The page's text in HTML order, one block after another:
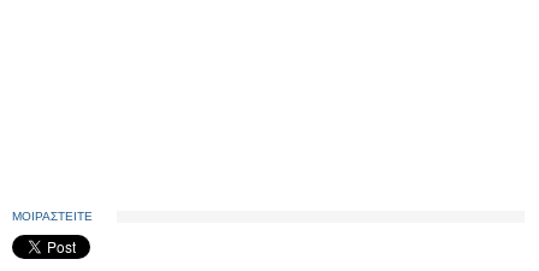
ΜΟΙΡΑΣΤΕΙΤΕ